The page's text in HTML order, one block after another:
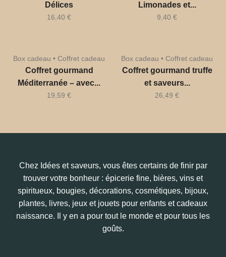
Délices
16,40 €
Limonades et...
9,40 €
Box cadeau • Coffret cadeau
Coffret gourmand
Méditerranée – avec...
19,59 €
Box cadeau • Coffret cadeau
Coffret gourmand truffe
et saveurs...
26,49 €
Chez Idées et saveurs, vous êtes certains de finir par
trouver votre bonheur : épicerie fine, bières, vins et
spiritueux, bougies, décorations, cosmétiques, bijoux,
plantes, livres, jeux et jouets pour enfants et cadeaux
naissance. Il y en a pour tout le monde et pour tous les
goûts.